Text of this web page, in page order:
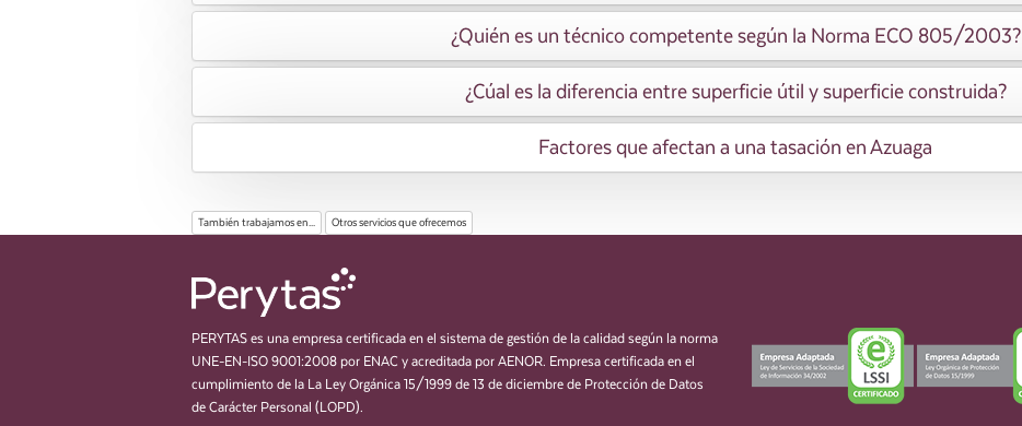
¿Quién es un técnico competente según la Norma ECO 805/2003?
¿Cúal es la diferencia entre superficie útil y superficie construida?
Factores que afectan a una tasación en Azuaga
También trabajamos en... Otros servicios que ofrecemos
PERYTAS es una empresa certificada en el sistema de gestión de la calidad según la norma
UNE-EN-ISO 9001:2008 por ENAC y acreditada por AENOR. Empresa certificada en el
cumplimiento de la La Ley Orgánica 15/1999 de 13 de diciembre de Protección de Datos
de Carácter Personal (LOPD).